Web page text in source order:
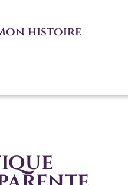
histoire